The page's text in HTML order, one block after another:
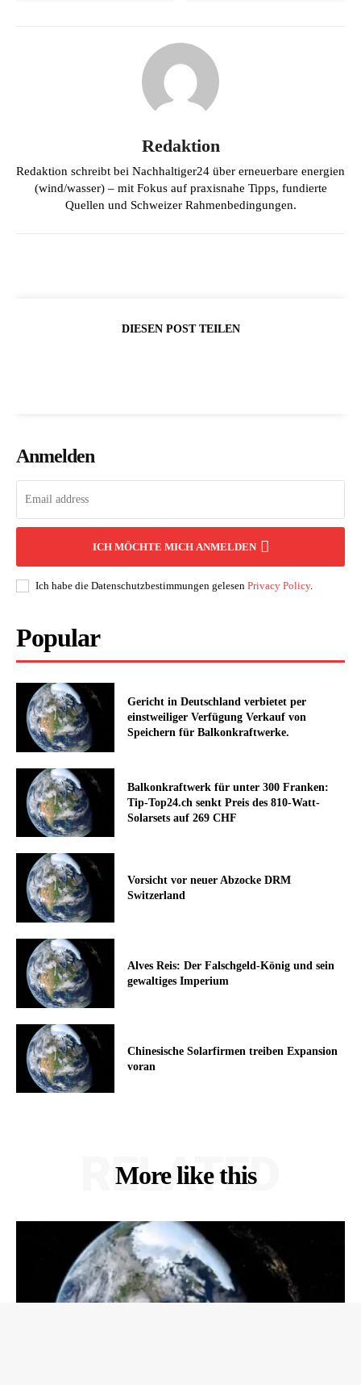
Redaktion
Redaktion schreibt bei Nachhaltiger24 über erneuerbare energien
(wind/wasser) – mit Fokus auf praxisnahe Tipps, fundierte
Quellen und Schweizer Rahmenbedingungen.
DIESEN POST TEILEN
Anmelden
ICH MÖCHTE MICH ANMELDEN
Ich habe die Datenschutzbestimmungen gelesen Privacy Policy.
Popular
Gericht in Deutschland verbietet per
einstweiliger Verfügung Verkauf von
Speichern für Balkonkraftwerke.
Balkonkraftwerk für unter 300 Franken:
Tip-Top24.ch senkt Preis des 810-Watt-
Solarsets auf 269 CHF
Vorsicht vor neuer Abzocke DRM
Switzerland
Alves Reis: Der Falschgeld-König und sein
gewaltiges Imperium
Chinesische Solarfirmen treiben Expansion
voran
More like this
RELATED